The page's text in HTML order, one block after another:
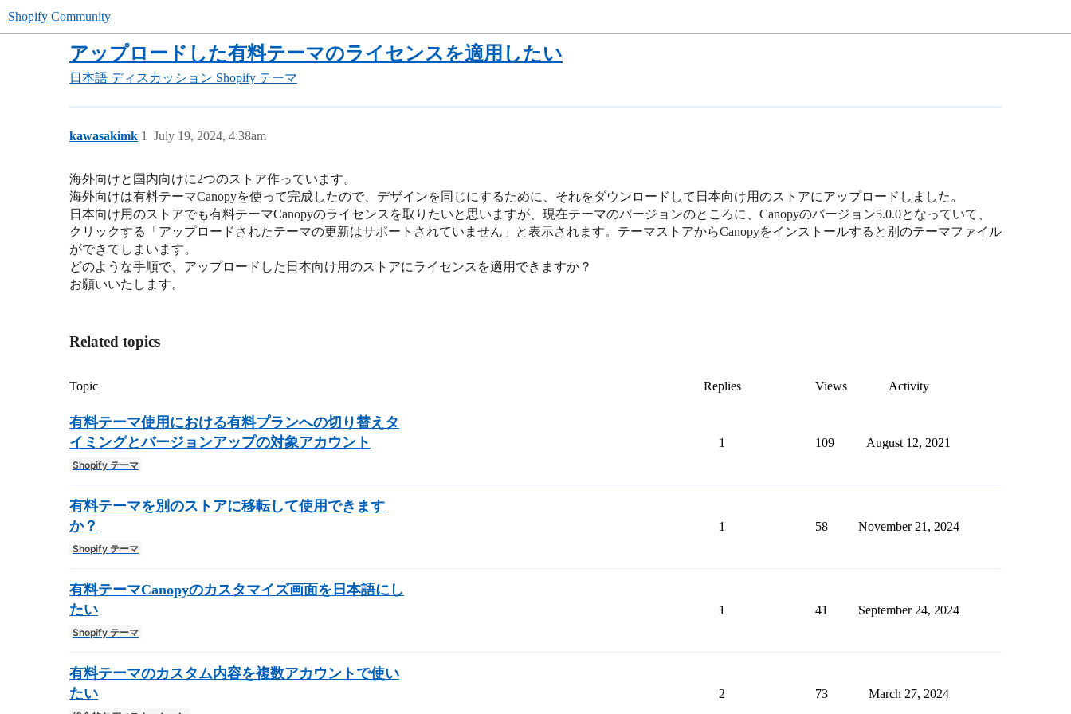
Shopify Community
アップロードした有料テーマのライセンスを適用したい
日本語 ディスカッション Shopify テーマ
kawasakimk July 19, 2024, 4:38am
1
海外向けと国内向けに2つのストア作っています。
海外向けは有料テーマCanopyを使って完成したので、デザインを同じにするために、それをダウンロードして日本向け用のストアにアップロードしました。
日本向け用のストアでも有料テーマCanopyのライセンスを取りたいと思いますが、現在テーマのバージョンのところに、Canopyのバージョン5.0.0となっていて、
クリックする「アップロードされたテーマの更新はサポートされていません」と表示されます。テーマストアからCanopyをインストールすると別のテーマファイル
ができてしまいます。
どのような手順で、アップロードした日本向け用のストアにライセンスを適用できますか？
お願いいたします。
Related topics
Topic Replies Views Activity
有料テーマ使用における有料プランへの切り替えタ
イミングとバージョンアップの対象アカウント
Shopify テーマ
1 109 August 12, 2021
有料テーマを別のストアに移転して使用できます
か？
Shopify テーマ
1 58 November 21, 2024
有料テーマCanopyのカスタマイズ画面を日本語にし
たい
Shopify テーマ
1 41 September 24, 2024
有料テーマのカスタム内容を複数アカウントで使い
たい
2 73 March 27, 2024